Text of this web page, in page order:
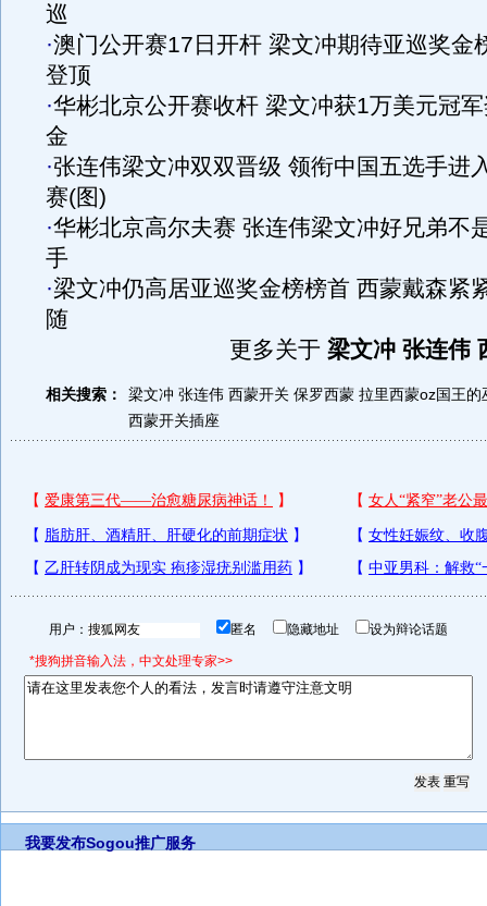
巡
·澳门公开赛17日开杆 梁文冲期待亚巡奖金
登顶
·华彬北京公开赛收杆 梁文冲获1万美元冠
金
·张连伟梁文冲双双晋级 领衔中国五选手进
赛(图)
·华彬北京高尔夫赛 张连伟梁文冲好兄弟不
手
·梁文冲仍高居亚巡奖金榜榜首 西蒙戴森紧
随
更多关于 梁文冲 张连伟
相关搜索： 梁文冲 张连伟 西蒙开关 保罗西蒙 拉里西蒙oz国王的
西蒙开关插座
用户： 匿名 隐藏地址 设为辩论话题
*搜狗拼音输入法，中文处理专家>>
我要发布Sogou推广服务